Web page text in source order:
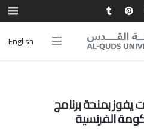
English
بمنحة برنامج
الفرنسية